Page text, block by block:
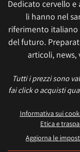
Dedicato cervello
li hanno nel
riferimento
del futuro.
articoli, news,
Tutti i prezzi sono
fai click o acquisti
Informativa sui
Etica e
Aggiorna le